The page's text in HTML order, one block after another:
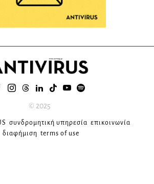
© 2025
συνδρομητική υπηρεσία επικοινωνία
διαφήμιση terms of use